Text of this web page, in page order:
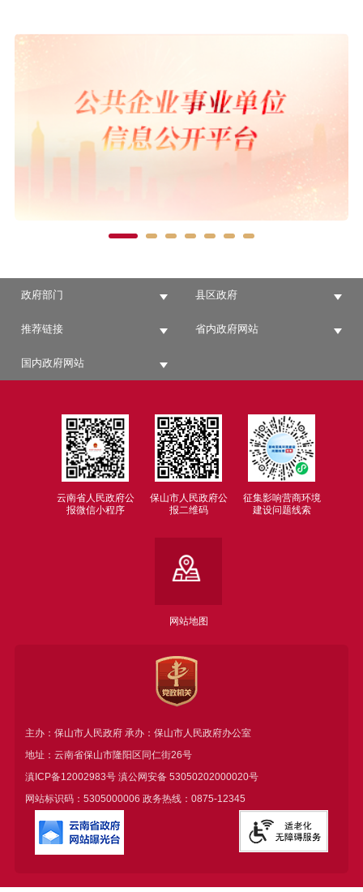
政府部门 县区政府
推荐链接 省内政府网站
国内政府网站
云南省人民政府公
报微信小程序
保山市人民政府公
报二维码
征集影响营商环境
建设问题线索
网站地图
主办：保山市人民政府 承办：保山市人民政府办公室
地址：云南省保山市隆阳区同仁街26号
滇ICP备12002983号滇公网安备 53050202000020号
网站标识码：5305000006 政务热线：0875-12345